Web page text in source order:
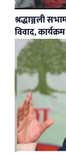
श्रद्धाञ्जली
विवाद,